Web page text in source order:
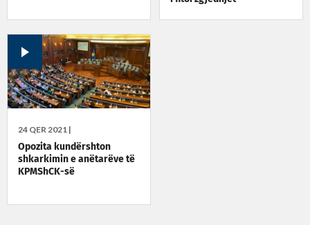
24 QER 2021 |
Opozita kundërshton
shkarkimin e anëtarëve të
KPMShCK-së